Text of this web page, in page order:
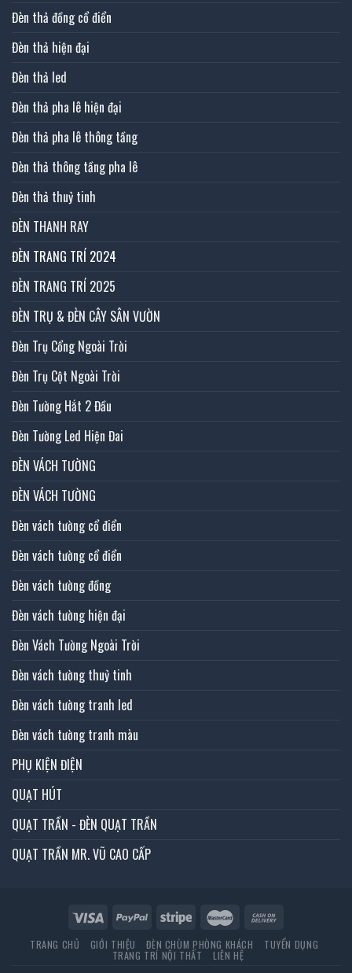
Đèn thả đồng cổ điển
Đèn thả hiện đại
Đèn thả led
Đèn thả pha lê hiện đại
Đèn thả pha lê thông tầng
Đèn thả thông tầng pha lê
Đèn thả thuỷ tinh
ĐÈN THANH RAY
ĐÈN TRANG TRÍ 2024
ĐÈN TRANG TRÍ 2025
ĐÈN TRỤ & ĐÈN CÂY SÂN VƯỜN
Đèn Trụ Cổng Ngoài Trời
Đèn Trụ Cột Ngoài Trời
Đèn Tường Hắt 2 Đầu
Đèn Tường Led Hiện Đai
ĐÈN VÁCH TƯỜNG
ĐÈN VÁCH TƯỜNG
Đèn vách tường cổ điển
Đèn vách tường cổ điển
Đèn vách tường đồng
Đèn vách tường hiện đại
Đèn Vách Tường Ngoài Trời
Đèn vách tường thuỷ tinh
Đèn vách tường tranh led
Đèn vách tường tranh màu
PHỤ KIỆN ĐIỆN
QUẠT HÚT
QUẠT TRẦN - ĐÈN QUẠT TRẦN
QUẠT TRẦN MR. VŨ CAO CẤP
TRANG CHỦ GIỚI THIỆU ĐÈN CHÙM PHÒNG KHÁCH TUYỂN DỤNG
TRANG TRÍ NỘI THẤT LIÊN HỆ